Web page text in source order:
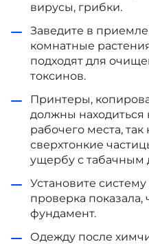
вирусы, грибки.
Заведите в
комнатные
подходят для
токсинов.
Принтеры,
должны находиться
рабочего места,
сверхтонкие
ущербу с
Установите
проверка показала,
фундамент.
Одежду после